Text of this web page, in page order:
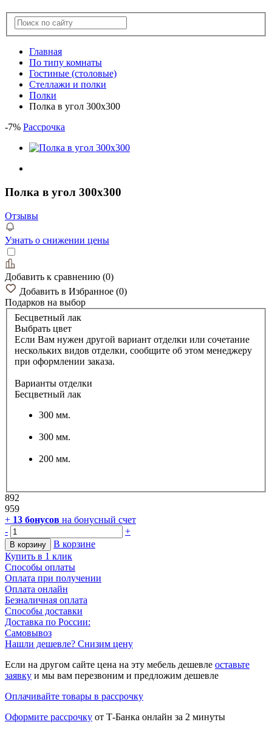
Главная
По типу комнаты
Гостиные (столовые)
Стеллажи и полки
Полки
Полка в угол 300х300
-7% Рассрочка
Полка в угол 300х300
Отзывы
Узнать о снижении цены
Добавить к сравнению (0)
Добавить в Избранное (0)
Подарков на выбор
Бесцветный лак
Выбрать цвет
Если Вам нужен другой вариант отделки или сочетание
нескольких видов отделки, сообщите об этом менеджеру
при оформлении заказа.
Варианты отделки
Бесцветный лак
300 мм.
300 мм.
200 мм.
892
959
+ 13 бонусов на бонусный счет
-
+
В корзину
В корзине
Купить в 1 клик
Способы оплаты
Оплата при получении
Оплата онлайн
Безналичная оплата
Способы доставки
Доставка по России:
Самовывоз
Нашли дешевле? Снизим цену
Если на другом сайте цена на эту мебель дешевле оставьте
заявку и мы вам перезвоним и предложим дешевле
Оплачивайте товары в рассрочку
Оформите рассрочку от Т-Банка онлайн за 2 минуты